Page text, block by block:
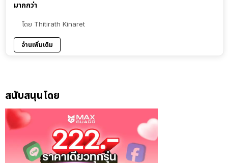
มากกว่า
โดย Thitirath Kinaret
อ่านเพิ่มเติม
สนับสนุนโดย